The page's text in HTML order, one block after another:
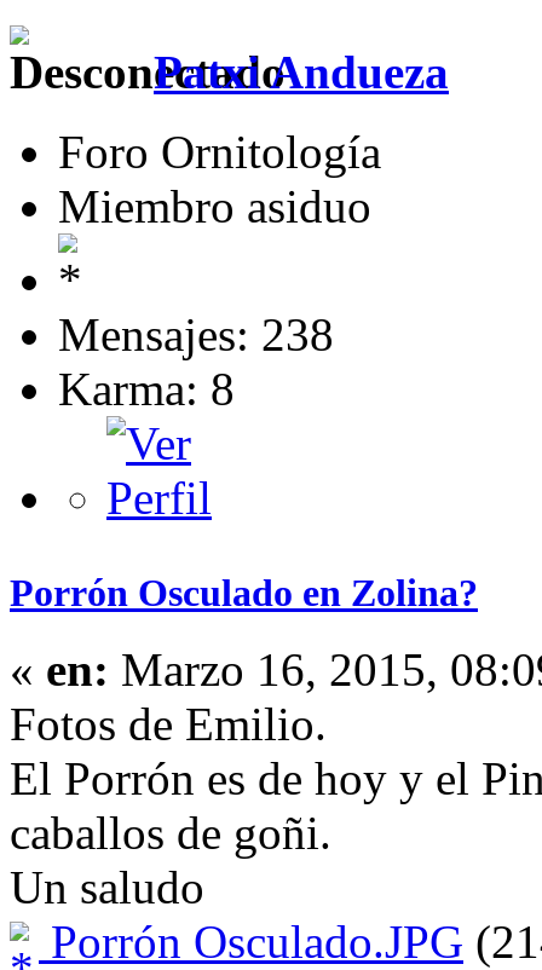
Patxi Andueza
Foro Ornitología
Miembro asiduo
Mensajes: 238
Karma: 8
Porrón Osculado en Zolina?
« en: Marzo 16, 2015,
Fotos de Emilio.
El Porrón es de hoy y el
caballos de goñi.
Un saludo
Porrón Osculado.JPG